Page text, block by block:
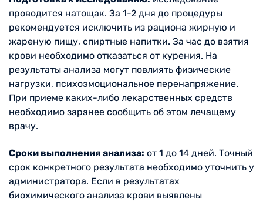
проводится натощак. За 1-2 дня до процедуры
рекомендуется исключить из рациона жирную и
жареную пищу, спиртные напитки. За час до взятия
крови необходимо отказаться от курения. На
результаты анализа могут повлиять физические
нагрузки, психоэмоциональное перенапряжение.
При приеме каких-либо лекарственных средств
необходимо заранее сообщить об этом лечащему
врачу.
Сроки выполнения анализа: от 1 до 14 дней. Точный
срок конкретного результата необходимо уточнить у
администратора. Если в результатах
биохимического анализа крови выявлены